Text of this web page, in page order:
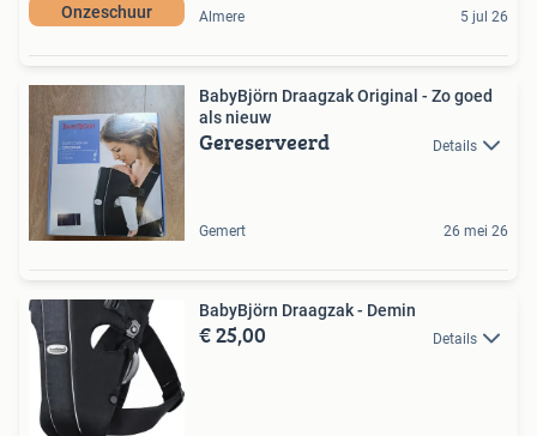
Onzeschuur Almere 5 jul 26
BabyBjörn Draagzak Original - Zo goed
als nieuw
Gereserveerd Details
Gemert 26 mei 26
BabyBjörn Draagzak - Demin
€ 25,00 Details